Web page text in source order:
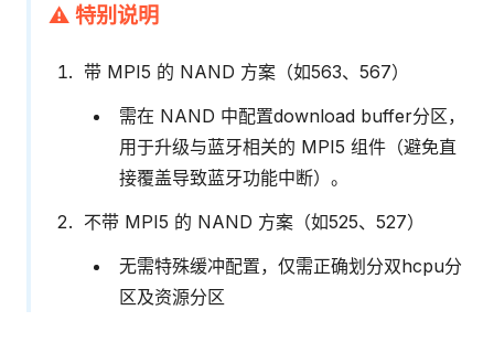
⚠️ 特别说明
带 MPI5 的 NAND 方案（如563、567）
需在 NAND 中配置download buffer分区，
用于升级与蓝牙相关的 MPI5 组件（避免直
接覆盖导致蓝牙功能中断）。
不带 MPI5 的 NAND 方案（如525、527）
无需特殊缓冲配置，仅需正确划分双hcpu分
区及资源分区